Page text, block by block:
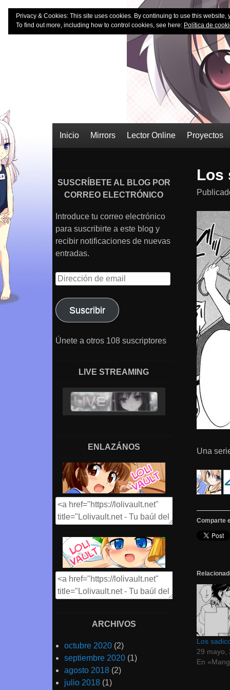
Loli Vault
es una boveda o un baúl ?
Skip
content
Inicio Mirrors Lector Online Proyectos
Los
Una
Comparte
Los
29 mayo,
En
SUSCRÍBETE AL BLOG POR
CORREO ELECTRÓNICO
Introduce tu correo electrónico
para suscribirte a este blog y
recibir notificaciones de nuevas
entradas.
Dirección
email
Suscribir
Únete a otros 108 suscriptores
LIVE STREAMING
ENLAZÁNOS
ARCHIVOS
octubre 2020 (2)
septiembre 2020 (1)
agosto 2018 (2)
julio 2018 (1)
Privacy & Cookies: This site uses cookies. By continuing to use this website,
To find out more, including how to control cookies, see here: Política de